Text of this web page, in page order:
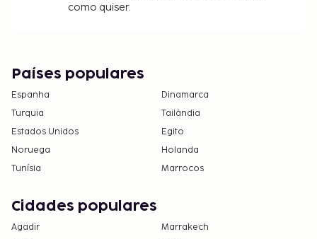
como quiser.
Países populares
Espanha
Dinamarca
Turquia
Tailândia
Estados Unidos
Egito
Noruega
Holanda
Tunísia
Marrocos
Cidades populares
Agadir
Marrakech